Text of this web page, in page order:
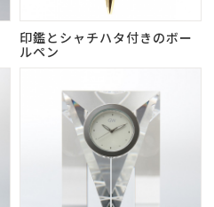
印鑑とシャチハタ付きのボー
ルペン